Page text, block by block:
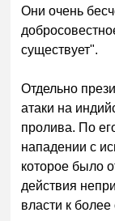
Они очень
существует".
Отдельно
атаки на
пролива. По
нападении с
которое было
действия
власти к